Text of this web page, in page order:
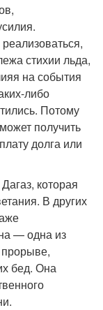
стихии льда,
на события
либо
Потому
получить
долга или
которая
В других
— одна из
бед. Она